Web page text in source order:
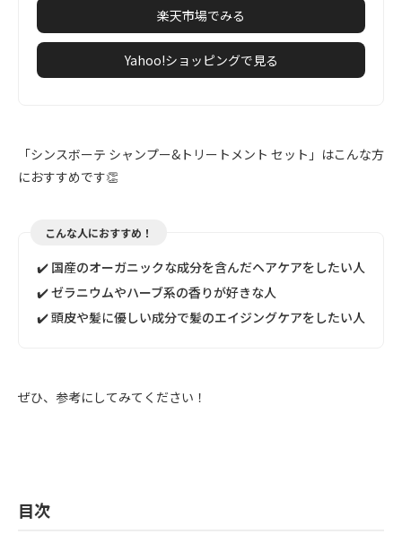
楽天市場でみる
Yahoo!ショッピングで見る
「シンスボーテ シャンプー&トリートメント セット」はこんな方
におすすめです👏
こんな人におすすめ！
✔️ 国産のオーガニックな成分を含んだヘアケアをしたい人
✔️ ゼラニウムやハーブ系の香りが好きな人
✔️ 頭皮や髪に優しい成分で髪のエイジングケアをしたい人
ぜひ、参考にしてみてください！
目次